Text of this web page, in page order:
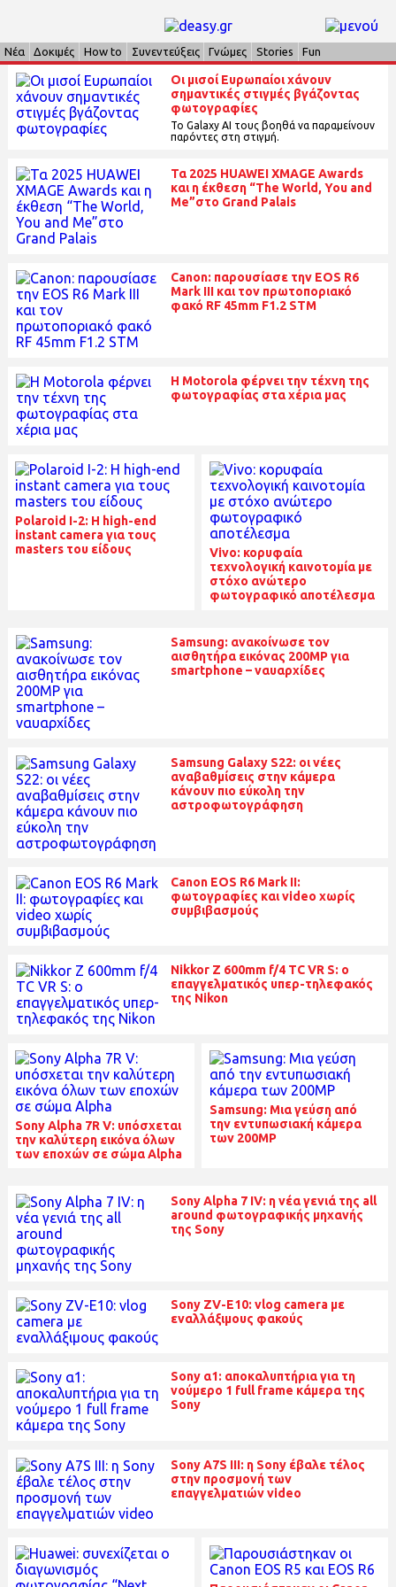
Νέα Δοκιμές How to Συνεντεύξεις Γνώμες Stories Fun
Οι μισοί Ευρωπαίοι χάνουν
σημαντικές στιγμές βγάζοντας
φωτογραφίες
Το Galaxy AI τους βοηθά να παραμείνουν
παρόντες στη στιγμή.
Τα 2025 HUAWEI XMAGE Awards
και η έκθεση “The World, You and
Me”στο Grand Palais
Canon: παρουσίασε την EOS R6
Mark III και τον πρωτοποριακό
φακό RF 45mm F1.2 STM
H Motorola φέρνει την τέχνη της
φωτογραφίας στα χέρια μας
Polaroid I-2: Η high-end
instant camera για τους
masters του είδους
Vivo: κορυφαία
τεχνολογική καινοτομία με
στόχο ανώτερο
φωτογραφικό αποτέλεσμα
Samsung: ανακοίνωσε τον
αισθητήρα εικόνας 200MP για
smartphone – ναυαρχίδες
Samsung Galaxy S22: οι νέες
αναβαθμίσεις στην κάμερα
κάνουν πιο εύκολη την
αστροφωτογράφηση
Canon EOS R6 Mark II:
φωτογραφίες και video χωρίς
συμβιβασμούς
Nikkor Z 600mm f/4 TC VR S: ο
επαγγελματικός υπερ-τηλεφακός
της Nikon
Sony Alpha 7R V: υπόσχεται
την καλύτερη εικόνα όλων
των εποχών σε σώμα Alpha
Samsung: Μια γεύση από
την εντυπωσιακή κάμερα
των 200MP
Sony Alpha 7 IV: η νέα γενιά της all
around φωτογραφικής μηχανής
της Sony
Sony ZV-E10: vlog camera με
εναλλάξιμους φακούς
Sony α1: αποκαλυπτήρια για τη
νούμερο 1 full frame κάμερα της
Sony
Sony A7S III: η Sony έβαλε τέλος
στην προσμονή των
επαγγελματιών video